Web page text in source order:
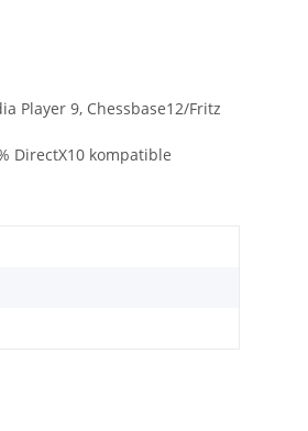
Player 9, Chessbase12/Fritz
DirectX10 kompatible